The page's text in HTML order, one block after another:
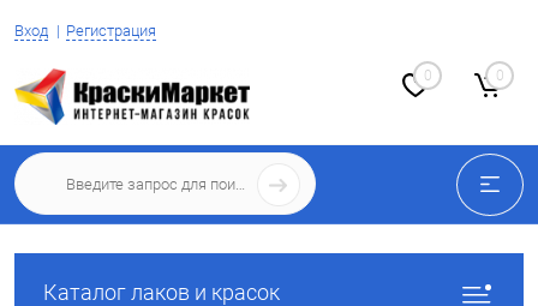
Вход Регистрация
0 0
Каталог лаков и красок